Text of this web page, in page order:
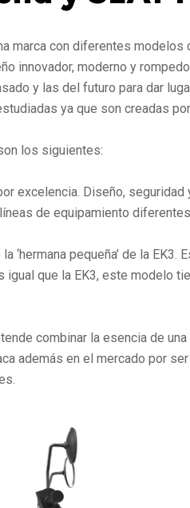
marca con diferentes
innovador, moderno y
y las del futuro para dar
ya que son creadas
los siguientes:
excelencia. Diseño,
de equipamiento
‘hermana pequeña’ de la
igual que la EK3, este modelo
combinar la esencia de
además en el mercado por